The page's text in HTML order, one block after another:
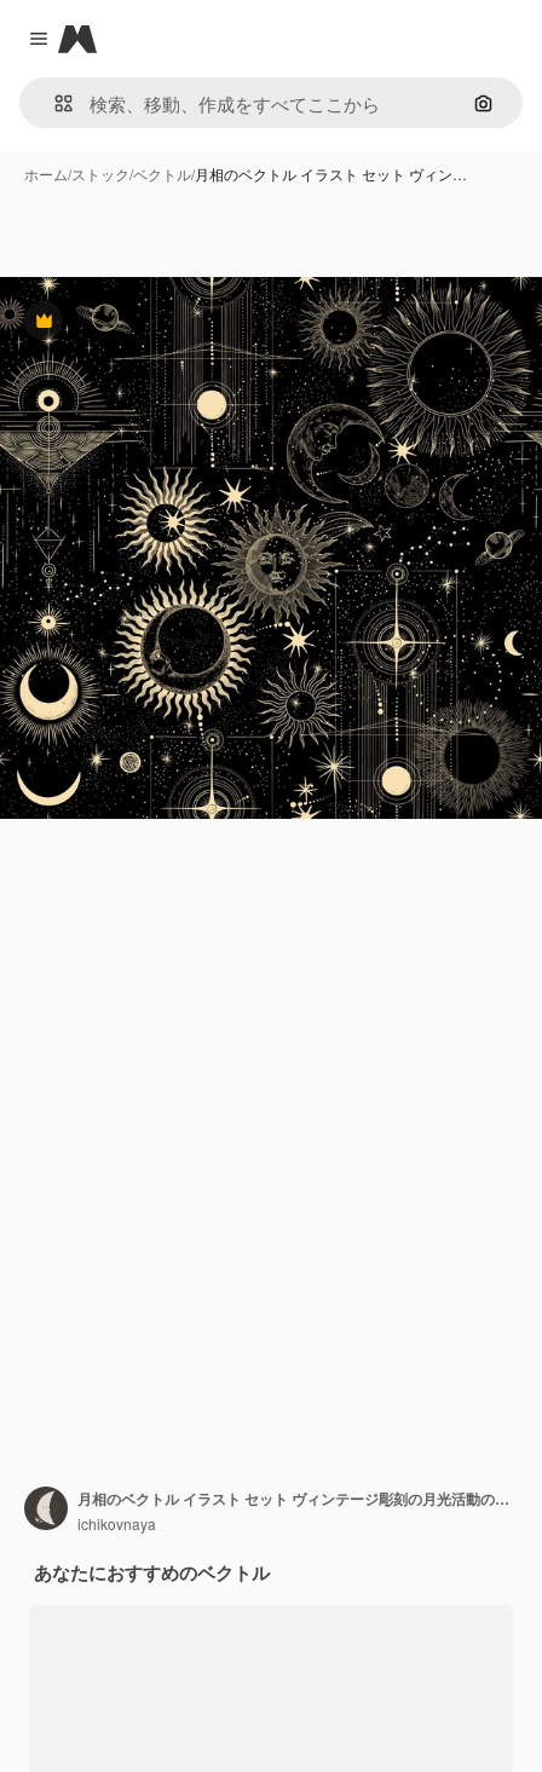
Close menu
Magnific
画像で
ホーム/ストック/ベクトル/月相のベクトル イラスト セット ヴィン…
Premium
月相のベクトル イラスト セット ヴィンテージ彫刻の月光活動のさまざまな段階
ichikovnaya
あなたにおすすめのベクトル